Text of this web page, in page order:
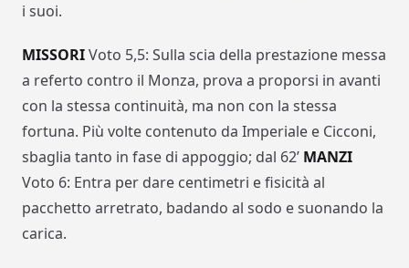
i suoi.
MISSORIVoto 5,5: Sulla scia della prestazione messa
a referto contro il Monza, prova a proporsi in avanti
con la stessa continuità, ma non con la stessa
fortuna. Più volte contenuto da Imperiale e Cicconi,
sbaglia tanto in fase di appoggio; dal 62’ MANZI
Voto 6: Entra per dare centimetri e fisicità al
pacchetto arretrato, badando al sodo e suonando la
carica.